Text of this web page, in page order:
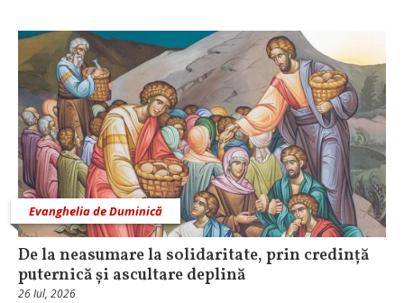
Evanghelia de Duminică
De la neasumare la solidaritate, prin credință
puternică și ascultare deplină
26 Iul, 2026